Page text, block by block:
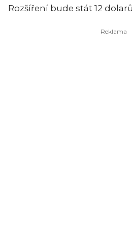
Rozšíření bude stát 12